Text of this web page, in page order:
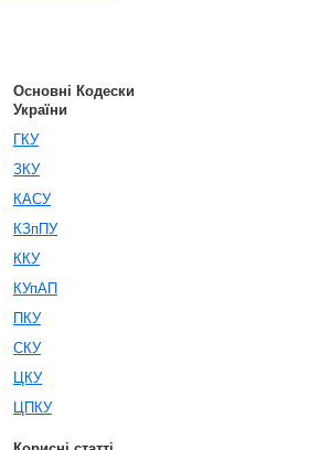
Основні Кодески
України
ГКУ
ЗКУ
КАСУ
КЗпПУ
ККУ
КУпАП
ПКУ
СКУ
ЦКУ
ЦПКУ